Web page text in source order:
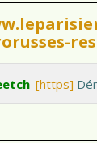
[https]